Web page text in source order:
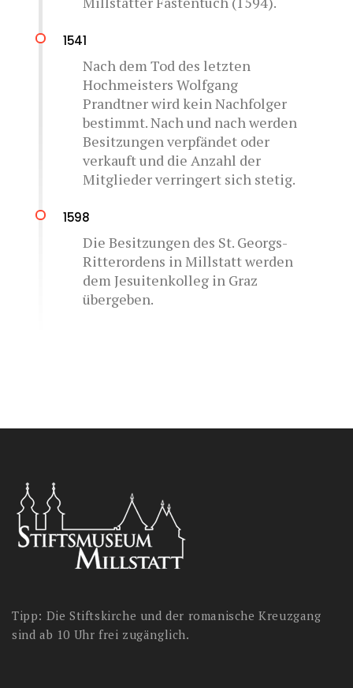
1541
Nach dem Tod des letzten
Hochmeisters Wolfgang
Prandtner wird kein Nachfolger
bestimmt. Nach und nach werden
Besitzungen verpfändet oder
verkauft und die Anzahl der
Mitglieder verringert sich stetig.
1598
Die Besitzungen des St. Georgs-
Ritterordens in Millstatt werden
dem Jesuitenkolleg in Graz
übergeben.
Tipp: Die Stiftskirche und der romanische Kreuzgang
sind ab 10 Uhr frei zugänglich.